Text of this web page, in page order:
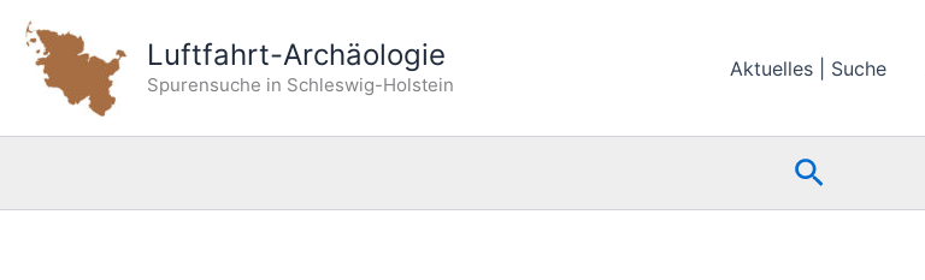
Zum
Inhalt
springen
Luftfahrt-Archäologie
Spurensuche in Schleswig-Holstein
Aktuelles | Suche
Suchen